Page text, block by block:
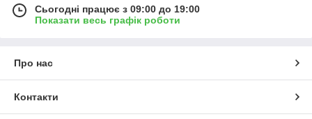
Сьогодні працює з 09:00 до 19:00
Показати весь графік роботи
Про нас
Контакти